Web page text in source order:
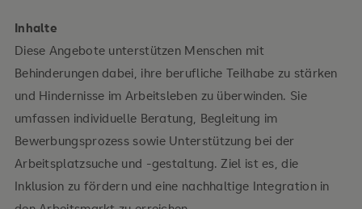
Inhalte
Diese Angebote unterstützen Menschen mit
Behinderungen dabei, ihre berufliche Teilhabe zu stärken
und Hindernisse im Arbeitsleben zu überwinden. Sie
umfassen individuelle Beratung, Begleitung im
Bewerbungsprozess sowie Unterstützung bei der
Arbeitsplatzsuche und -gestaltung. Ziel ist es, die
Inklusion zu fördern und eine nachhaltige Integration in